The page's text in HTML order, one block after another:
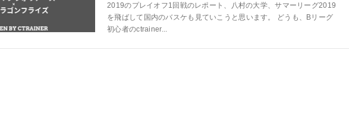
2019のプレイオフ1回戦のレポート、八村の大学、サマーリーグ2019
を飛ばして国内のバスケも見ていこうと思います。 どうも、Bリーグ
初心者のctrainer...